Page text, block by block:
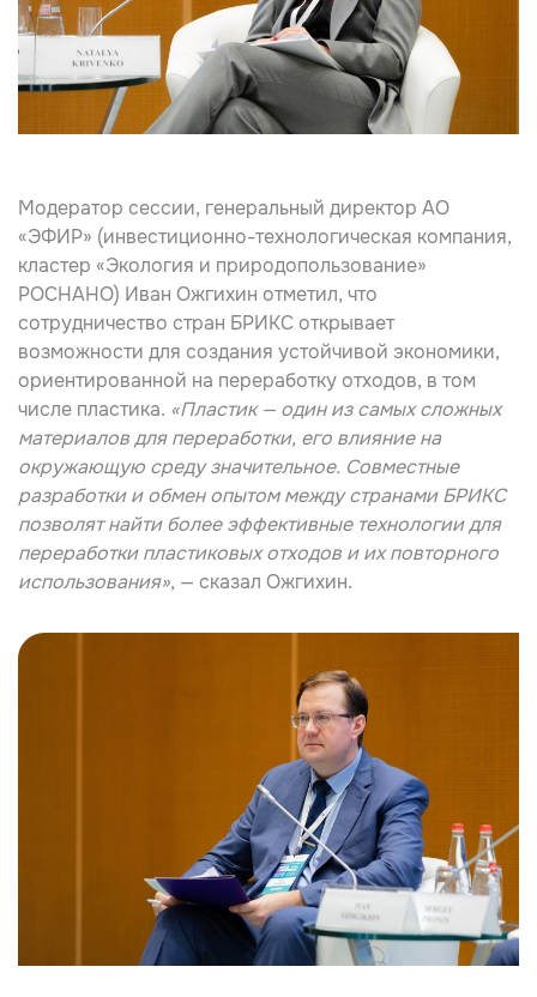
Модератор сессии, генеральный директор АО
«ЭФИР» (инвестиционно-технологическая компания,
кластер «Экология и природопользование»
РОСНАНО) Иван Ожгихин отметил, что
сотрудничество стран БРИКС открывает
возможности для создания устойчивой экономики,
ориентированной на переработку отходов, в том
числе пластика. «Пластик — один из самых сложных
материалов для переработки, его влияние на
окружающую среду значительное. Совместные
разработки и обмен опытом между странами БРИКС
позволят найти более эффективные технологии для
переработки пластиковых отходов и их повторного
использования», — сказал Ожгихин.